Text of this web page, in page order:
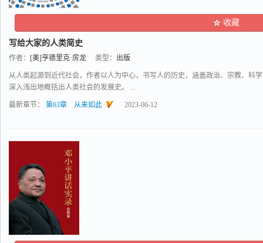
收藏
写给大家的人类简史
作者： [美]亨德里克·房龙 类型： 出版
从人类起源到近代社会，作者以人为中心，书写人的历史，涵盖政治、宗教、科
深入浅出地概括出人类社会的发展史。 ...
最新章节： 第63章 从来如此 2023-06-12